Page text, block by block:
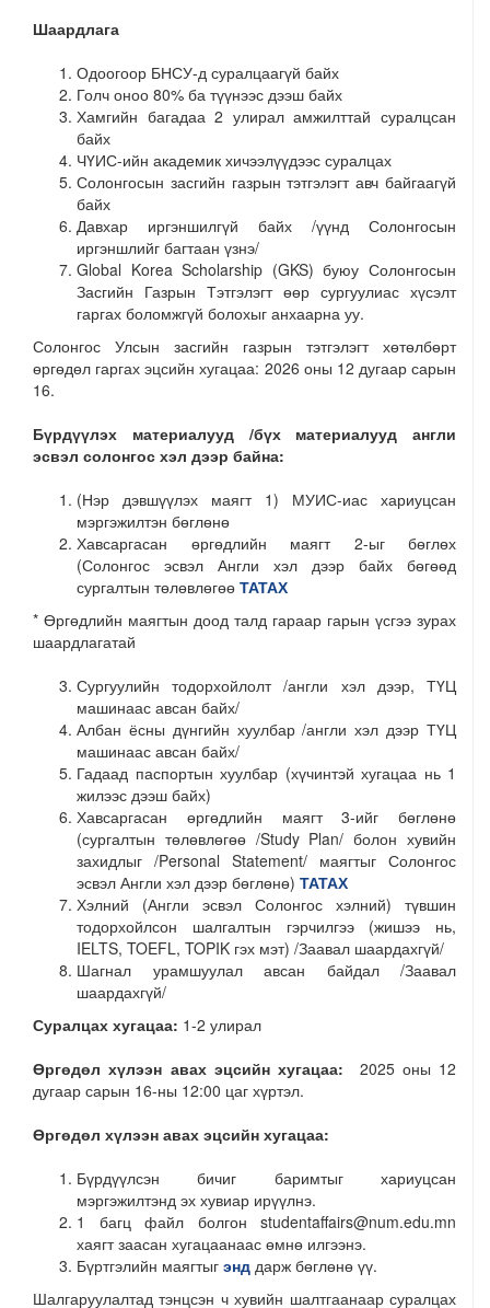
Шаардлага
Одоогоор БНСУ-д суралцаагүй байх
Голч оноо 80% ба түүнээс дээш байх
Хамгийн багадаа 2 улирал амжилттай суралцсан
байх
ЧҮИС-ийн академик хичээлүүдээс суралцах
Солонгосын засгийн газрын тэтгэлэгт авч байгаагүй
байх
Давхар иргэншилгүй байх /үүнд Солонгосын
иргэншлийг багтаан үзнэ/
Global Korea Scholarship (GKS) буюу Солонгосын
Засгийн Газрын Тэтгэлэгт өөр сургуулиас хүсэлт
гаргах боломжгүй болохыг анхаарна уу.
Солонгос Улсын засгийн газрын тэтгэлэгт хөтөлбөрт
өргөдөл гаргах эцсийн хугацаа: 2026 оны 12 дугаар сарын
16.
Бүрдүүлэх материалууд /бүх материалууд англи
эсвэл солонгос хэл дээр байна:
(Нэр дэвшүүлэх маягт 1) МУИС-иас хариуцсан
мэргэжилтэн бөглөнө
Хавсаргасан өргөдлийн маягт 2-ыг бөглөх
(Солонгос эсвэл Англи хэл дээр байх бөгөөд
сургалтын төлөвлөгөө ТАТАХ
* Өргөдлийн маягтын доод талд гараар гарын үсгээ зурах
шаардлагатай
Сургуулийн тодорхойлолт /англи хэл дээр, ТҮЦ
машинаас авсан байх/
Албан ёсны дүнгийн хуулбар /англи хэл дээр ТҮЦ
машинаас авсан байх/
Гадаад паспортын хуулбар (хүчинтэй хугацаа нь 1
жилээс дээш байх)
Хавсаргасан өргөдлийн маягт 3-ийг бөглөнө
(сургалтын төлөвлөгөө /Study Plan/ болон хувийн
захидлыг /Personal Statement/ маягтыг Солонгос
эсвэл Англи хэл дээр бөглөнө) ТАТАХ
Хэлний (Англи эсвэл Солонгос хэлний) түвшин
тодорхойлсон шалгалтын гэрчилгээ (жишээ нь,
IELTS, TOEFL, TOPIK гэх мэт) /Заавал шаардахгүй/
Шагнал урамшуулал авсан байдал /Заавал
шаардахгүй/
Суралцах хугацаа: 1-2 улирал
Өргөдөл хүлээн авах эцсийн хугацаа:
2025 оны 12
дугаар сарын 16-ны 12:00 цаг хүртэл.
Өргөдөл хүлээн авах эцсийн хугацаа:
Бүрдүүлсэн бичиг баримтыг хариуцсан
мэргэжилтэнд эх хувиар ирүүлнэ.
1 багц файл болгон studentaffairs@num.edu.mn
хаягт заасан хугацаанаас өмнө илгээнэ.
Бүртгэлийн маягтыг энд дарж бөглөнө үү.
Шалгаруулалтад тэнцсэн ч хувийн шалтгаанаар суралцах